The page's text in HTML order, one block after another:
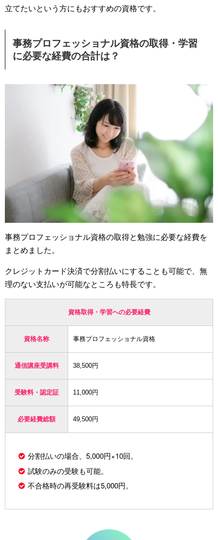
立てたいという方にもおすすめの資格です。
事務プロフェッショナル資格の取得・学習
に必要な経費の合計は？
事務プロフェッショナル資格の取得と勉強に必要な経費を
まとめました。
クレジットカード決済で分割払いにすることも可能で、無
理のない支払いが可能なところも特長です。
資格取得・学習への必要経費
資格名称 事務プロフェッショナル資格
通信講座受講料 38,500円
受験料・認定証 11,000円
必要経費総額 49,500円
分割払いの場合、5,000円×10回。
試験のみの受験も可能。
不合格時の再受験料は5,000円。